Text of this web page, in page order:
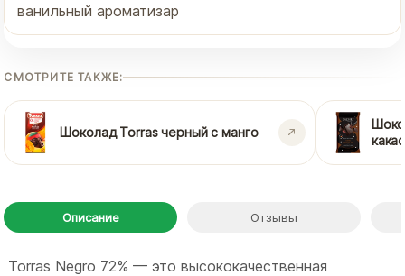
ванильный ароматизар
СМОТРИТЕ ТАКЖЕ:
Шоколад Torras черный с манго
Описание Отзывы
Torras Negro 72% — это высококачественная